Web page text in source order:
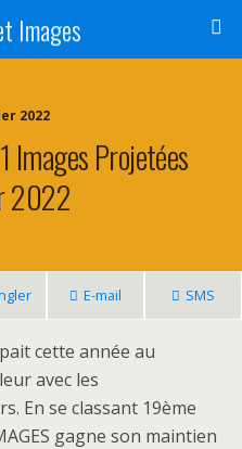
Images
2022
Images Projetées
2022
E-mail SMS
cette année au
avec les
En se classant 19ème
gagne son maintien